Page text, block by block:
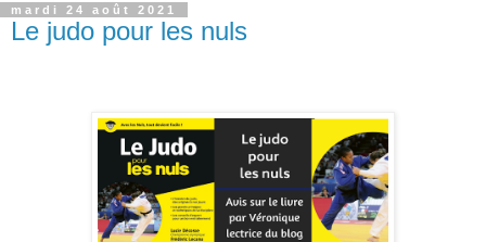
mardi 24 août 2021
Le judo pour les nuls